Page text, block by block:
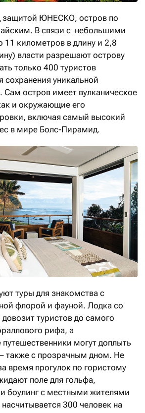
защитой ЮНЕСКО, остров по
В связи с небольшими
11 километров в длину и 2,8
власти разрешают острову
только 400 туристов
сохранения уникальной
Сам остров имеет вулканическое
и окружающие его
включая самый высокий
в мире Болс-Пирамид.
туры для знакомства с
флорой и фауной. Лодка со
туристов до самого
рифа, а
могут доплыть
также с прозрачным дном. Не
время прогулок по гористому
поле для гольфа,
боулинг с местными жителями
300 человек на